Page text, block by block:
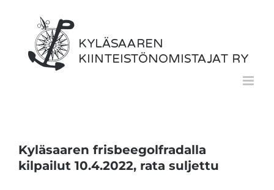
Kyläsaaren frisbeegolfradalla
kilpailut 10.4.2022, rata suljettu